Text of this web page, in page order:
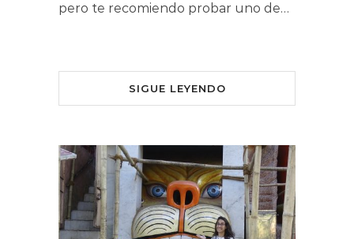
pero te recomiendo probar uno de…
SIGUE LEYENDO